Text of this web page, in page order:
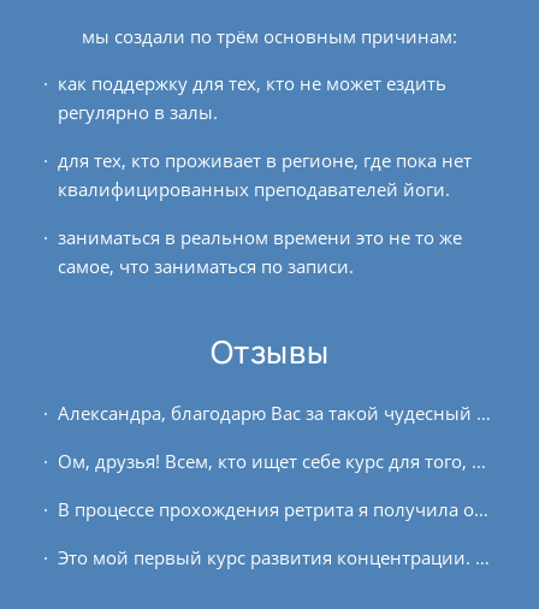
мы создали по трём основным причинам:
как поддержку для тех, кто не может ездить
регулярно в залы.
для тех, кто проживает в регионе, где пока нет
квалифицированных преподавателей йоги.
заниматься в реальном времени это не то же
самое, что заниматься по записи.
Отзывы
Александра, благодарю Вас за такой чудесный курс. Очень неожиданно для себя открыла новый подход к практикам для своей конституции. Много нюансов, особенно в отстройке асан,...
Ом, друзья! Всем, кто ищет себе курс для того, чтобы заложить основы йоги и получить ценные знания, я рекомендую преподавательский курс клуба OUM.RU. Эти полгода пролетели...
В процессе прохождения ретрита я получила ощутимые результаты от практики. Удалось познать себя с очень необычной стороны. Впечатлений много, кажется, мне показали прошлые жизни,...
Это мой первый курс развития концентрации. В этом курсе я начала познавать себя с другого ракурса. Ощущение, что начала изучать интересную книгу о себе. Эти познания себя...